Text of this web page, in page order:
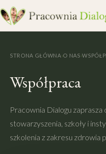
STRONA GŁÓWNA›O NAS›
Współpraca
Pracownia Dialogu
stowarzyszenia, szkoły i
szkolenia z zakresu zdrowia